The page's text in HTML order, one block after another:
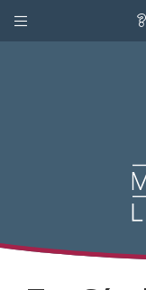
kategóriák